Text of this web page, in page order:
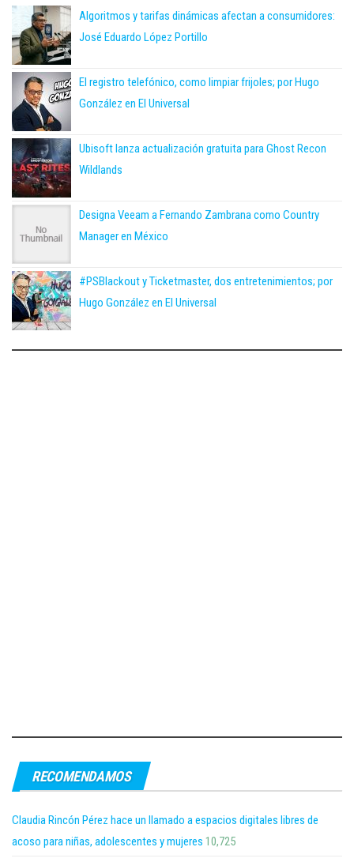
Algoritmos y tarifas dinámicas afectan a consumidores:
José Eduardo López Portillo
El registro telefónico, como limpiar frijoles; por Hugo
González en El Universal
Ubisoft lanza actualización gratuita para Ghost Recon
Wildlands
Designa Veeam a Fernando Zambrana como Country
Manager en México
#PSBlackout y Ticketmaster, dos entretenimientos; por
Hugo González en El Universal
RECOMENDAMOS
Claudia Rincón Pérez hace un llamado a espacios digitales libres de
acoso para niñas, adolescentes y mujeres 10,725